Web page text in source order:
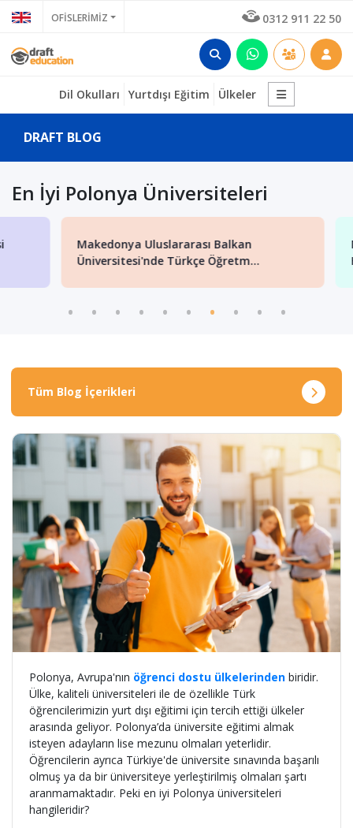
OFİSLERİMİZ 0312 911 22 50
Dil Okulları Yurtdışı Eğitim Ülkeler
DRAFT BLOG
En İyi Polonya Üniversiteleri
Makedonya Uluslararası Balkan
Üniversitesi'nde Türkçe Öğretm...
Tüm Blog İçerikleri
Polonya, Avrupa'nın öğrenci dostu ülkelerinden biridir.
Ülke, kaliteli üniversiteleri ile de özellikle Türk
öğrencilerimizin yurt dışı eğitimi için tercih ettiği ülkeler
arasında geliyor. Polonya’da üniversite eğitimi almak
isteyen adayların lise mezunu olmaları yeterlidir.
Öğrencilerin ayrıca Türkiye'de üniversite sınavında başarılı
olmuş ya da bir üniversiteye yerleştirilmiş olmaları şartı
aranmamaktadır. Peki en iyi Polonya üniversiteleri
hangileridir?